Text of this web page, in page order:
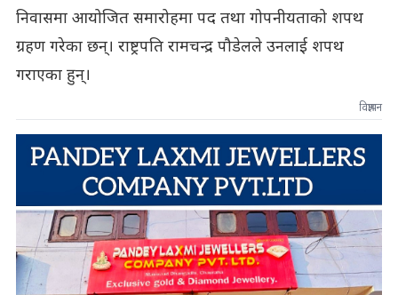
निवासमा आयोजित समारोहमा पद तथा गोपनीयताको शपथ
ग्रहण गरेका छन्। राष्ट्रपति रामचन्द्र पौडेलले उनलाई शपथ
गराएका हुन्।
विज्ञापन